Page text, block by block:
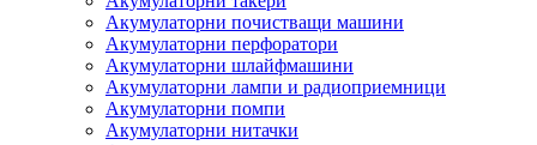
Акумулаторни почистващи машини
Акумулаторни перфоратори
Акумулаторни шлайфмашини
Акумулаторни лампи и радиоприемници
Акумулаторни помпи
Акумулаторни нитачки